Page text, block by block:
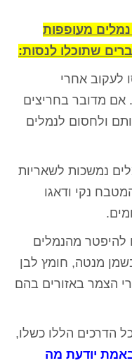
מעופפות
שתוכלו לנסות:
לעקוב אחרי
אם מדובר בחריצים
ולחסום לנמלים
נמשכות לשאריות
נקי ודאגו
להיפטר מהנמלים
מנטה, חומץ לבן
הצמר באזורים בהם
הדרכים הללו כשלו,
יודעת מה